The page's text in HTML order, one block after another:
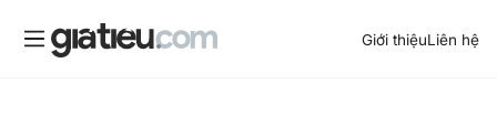
Giới thiệuLiên hệ